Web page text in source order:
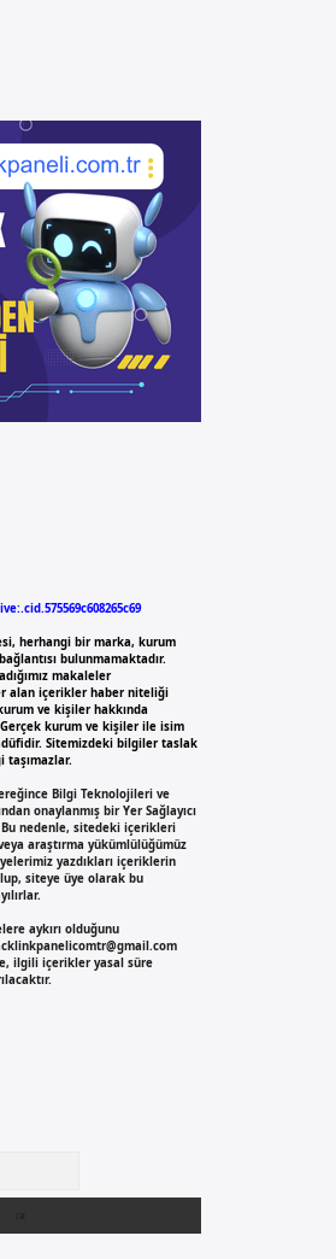
herhangi bir marka, kurum
bulunmamaktadır.
makaleler
alan içerikler haber niteliği
ve kişiler hakkında
Gerçek kurum ve kişiler ile isim
Sitemizdeki bilgiler taslak
taşımazlar.
Bilgi Teknolojileri ve
onaylanmış bir Yer Sağlayıcı
nedenle, sitedeki içerikleri
araştırma yükümlülüğümüz
yazdıkları içeriklerin
siteye üye olarak bu
aykırı olduğunu
ilgili içerikler yasal süre